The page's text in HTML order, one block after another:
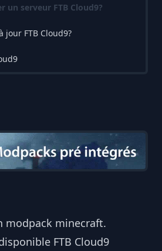
un serveur FTB Cloud9?
jour FTB Cloud9?
modpack minecraft.
FTB Cloud9